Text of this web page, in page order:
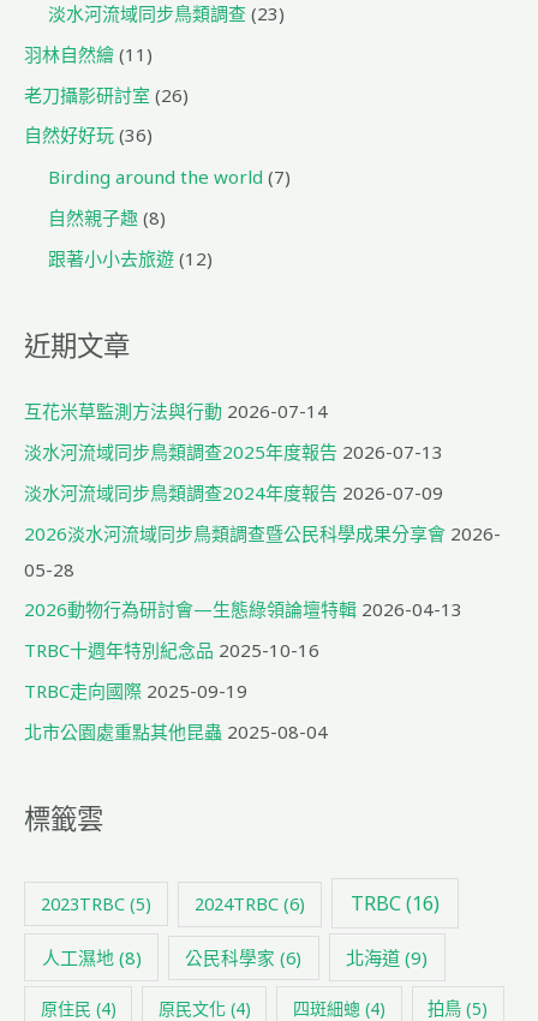
淡水河流域同步鳥類調查 (23)
羽林自然繪 (11)
老刀攝影研討室 (26)
自然好好玩 (36)
Birding around the world (7)
自然親子趣 (8)
跟著小小去旅遊 (12)
近期文章
互花米草監測方法與行動 2026-07-14
淡水河流域同步鳥類調查2025年度報告 2026-07-13
淡水河流域同步鳥類調查2024年度報告 2026-07-09
2026淡水河流域同步鳥類調查暨公民科學成果分享會 2026-
05-28
2026動物行為研討會—生態綠領論壇特輯 2026-04-13
TRBC十週年特別紀念品 2025-10-16
TRBC走向國際 2025-09-19
北市公園處重點其他昆蟲 2025-08-04
標籤雲
2023TRBC(5) 2024TRBC (6) TRBC(16)
人工濕地(8) 公民科學家 (6) 北海道 (9)
原住民 (4) 原民文化(4) 四斑細蟌 (4) 拍鳥 (5)